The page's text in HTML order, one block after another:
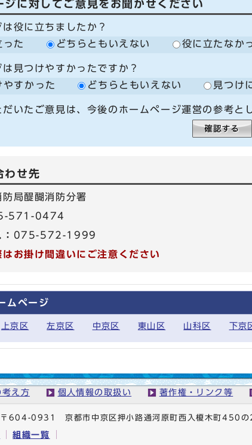
ジに対してご意見をお聞かせください
は役に立ちましたか？
った
どちらともいえない 役に立たなか
は見つけやすかったですか？
やすかった
どちらともいえない 見つけ
だいたご意見は、今後のホームページ運営の参考と
わせ先
防局醍醐消防分署
571-0474
075-572-1999
はお掛け間違いにご注意ください
ムページ
上京区 左京区 中京区 東山区 山科区 下京
考え方 個人情報の取扱い 著作権・リンク等
〒604-0931 京都市中京区押小路通河原町西入榎木町450
組織一覧